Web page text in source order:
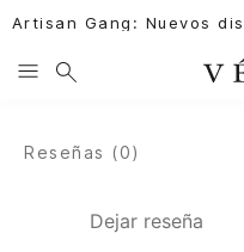
Artisan Gang: Nuevos
Dejar reseña
Reseñas (0)